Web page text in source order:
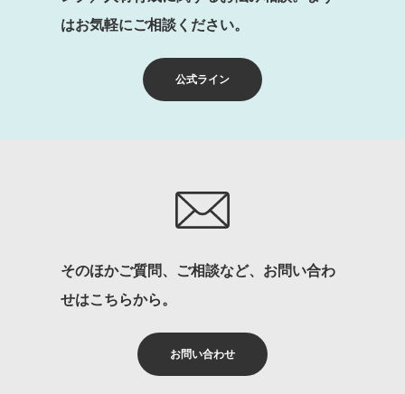
公式ライン
はお気軽にご相談ください。
お問い合わせ
そのほかご質問、ご相談など、お問い合わ
せはこちらから。